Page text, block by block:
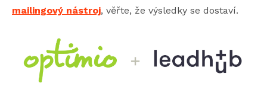
mailingový nástroj, věřte, že výsledky se dostaví.